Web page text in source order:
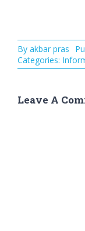
By akbar pras
Categories:
Leave A